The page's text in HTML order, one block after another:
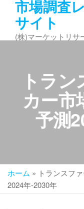
ン
市場調査
サイト
(株)マーケットリサ
トラ
カー市
予測
ホーム » トランスフ
2024年-2030年